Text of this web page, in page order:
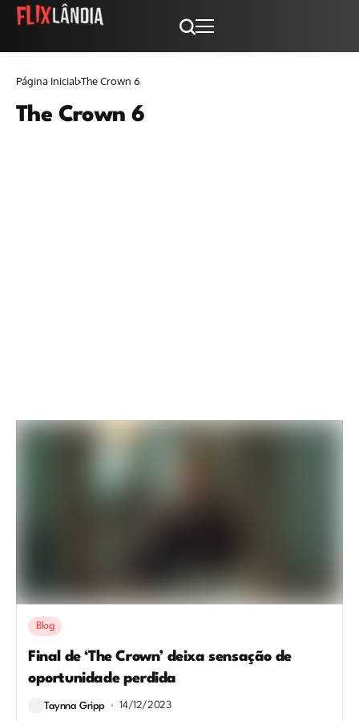
Página Inicial The Crown 6
The Crown 6
Blog
Final de ‘The Crown’ deixa sensação de
oportunidade perdida
Taynna Gripp 14/12/2023